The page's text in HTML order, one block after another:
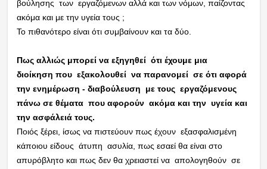
βούλησης των εργαζόμενων αλλά και των νόμων, παίζοντας
ακόμα και με την υγεία τους ;
Το πιθανότερο είναι ότι συμβαίνουν και τα δύο.
Πως αλλιώς μπορεί να εξηγηθεί ότι έχουμε μια
διοίκηση που εξακολουθεί να παρανομεί σε ότι αφορά
την ενημέρωση - διαβούλευση με τους εργαζόμενους
πάνω σε θέματα που αφορούν ακόμα και την υγεία και
την ασφάλειά τους.
Ποιός ξέρει, ίσως να πιστεύουν πως έχουν εξασφαλισμένη
κάποιου είδους άτυπη ασυλία, πως εσαεί θα είναι στο
απυρόβλητο και πως δεν θα χρειαστεί να απολογηθούν σε